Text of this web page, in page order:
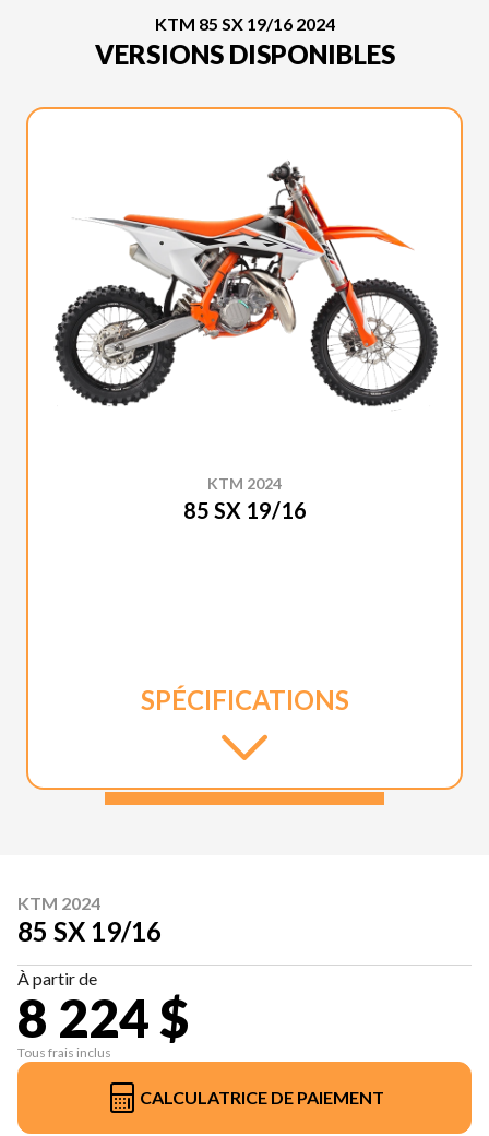
KTM 85 SX 19/16 2024
VERSIONS DISPONIBLES
KTM 2024
85 SX 19/16
SPÉCIFICATIONS
KTM 2024
85 SX 19/16
À partir de
8 224 $
Tous frais inclus
CALCULATRICE DE PAIEMENT